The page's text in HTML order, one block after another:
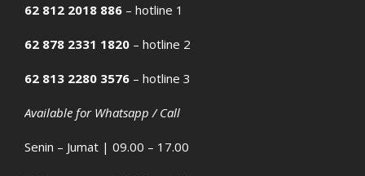
62 812 2018 886 – hotline 1
62 878 2331 1820 – hotline 2
62 813 2280 3576 – hotline 3
Available for Whatsapp / Call
Senin – Jumat | 09.00 – 17.00